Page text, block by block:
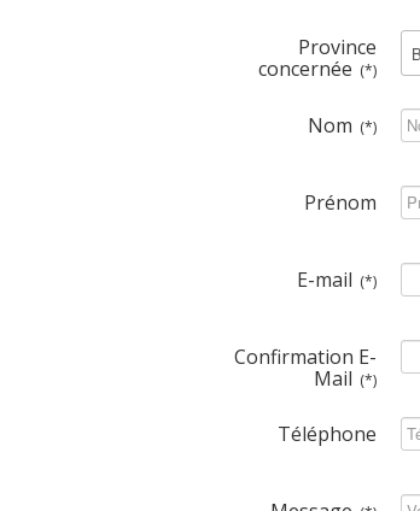
Province
concernée (*)
Nom (*)
Prénom
E-mail (*)
Confirmation E-
Mail (*)
Téléphone